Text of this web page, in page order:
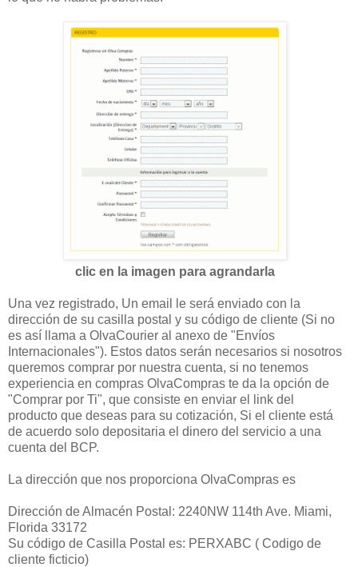
clic en la imagen para agrandarla
Una vez registrado, Un email le será enviado con la
dirección de su casilla postal y su código de cliente (Si no
es así llama a OlvaCourier al anexo de "Envíos
Internacionales"). Estos datos serán necesarios si nosotros
queremos comprar por nuestra cuenta, si no tenemos
experiencia en compras OlvaCompras te da la opción de
"Comprar por Ti", que consiste en enviar el link del
producto que deseas para su cotización, Si el cliente está
de acuerdo solo depositaria el dinero del servicio a una
cuenta del BCP.
La dirección que nos proporciona OlvaCompras es
Dirección de Almacén Postal: 2240NW 114th Ave. Miami,
Florida 33172
Su código de Casilla Postal es: PERXABC ( Codigo de
cliente ficticio)